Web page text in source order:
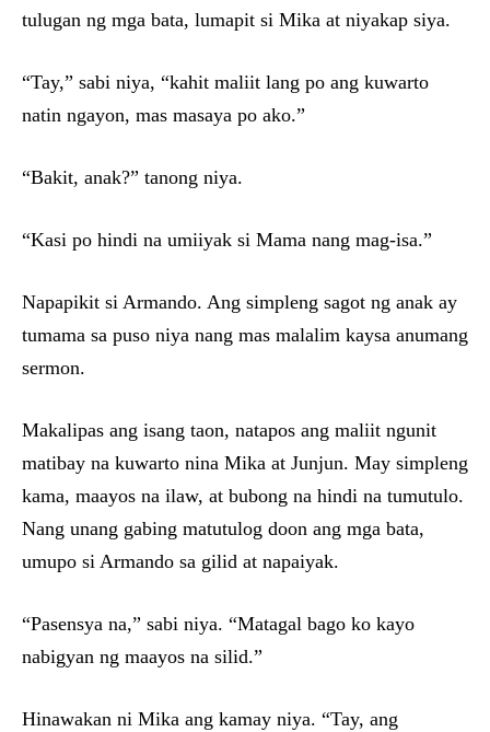
tulugan ng mga bata, lumapit si Mika at niyakap siya.
“Tay,” sabi niya, “kahit maliit lang po ang kuwarto
natin ngayon, mas masaya po ako.”
“Bakit, anak?” tanong niya.
“Kasi po hindi na umiiyak si Mama nang mag-isa.”
Napapikit si Armando. Ang simpleng sagot ng anak ay
tumama sa puso niya nang mas malalim kaysa anumang
sermon.
Makalipas ang isang taon, natapos ang maliit ngunit
matibay na kuwarto nina Mika at Junjun. May simpleng
kama, maayos na ilaw, at bubong na hindi na tumutulo.
Nang unang gabing matutulog doon ang mga bata,
umupo si Armando sa gilid at napaiyak.
“Pasensya na,” sabi niya. “Matagal bago ko kayo
nabigyan ng maayos na silid.”
Hinawakan ni Mika ang kamay niya. “Tay, ang